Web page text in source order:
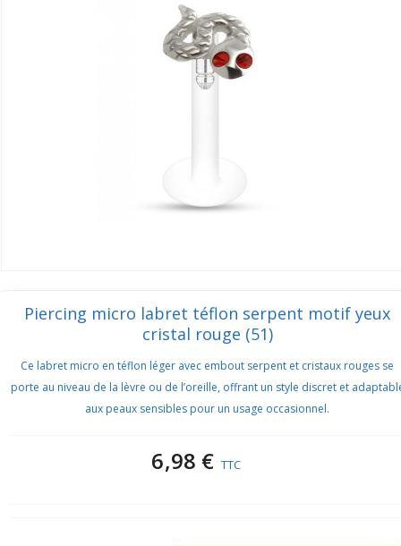
Piercing micro labret téflon serpent motif yeux
cristal rouge (51)
Ce labret micro en téflon léger avec embout serpent et cristaux rouges se
porte au niveau de la lèvre ou de l’oreille, offrant un style discret et
aux peaux sensibles pour un usage occasionnel.
6,98 € TTC